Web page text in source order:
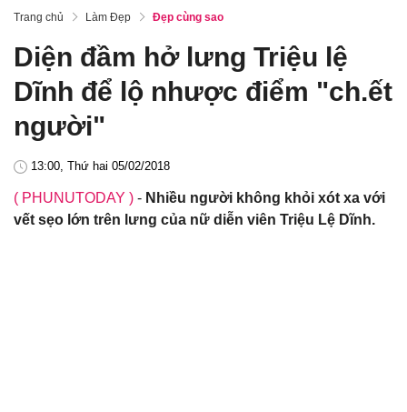
Trang chủ Làm Đẹp Đẹp cùng sao
Diện đầm hở lưng Triệu lệ
Dĩnh để lộ nhược điểm "ch.ết
người"
13:00, Thứ hai 05/02/2018
( PHUNUTODAY ) - Nhiều người không khỏi xót xa với
vết sẹo lớn trên lưng của nữ diễn viên Triệu Lệ Dĩnh.